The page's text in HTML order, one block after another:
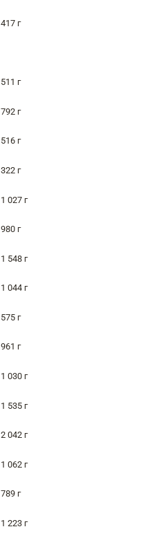
417 г
511 г
792 г
516 г
322 г
1 027 г
980 г
1 548 г
1 044 г
575 г
961 г
1 030 г
1 535 г
2 042 г
1 062 г
789 г
1 223 г